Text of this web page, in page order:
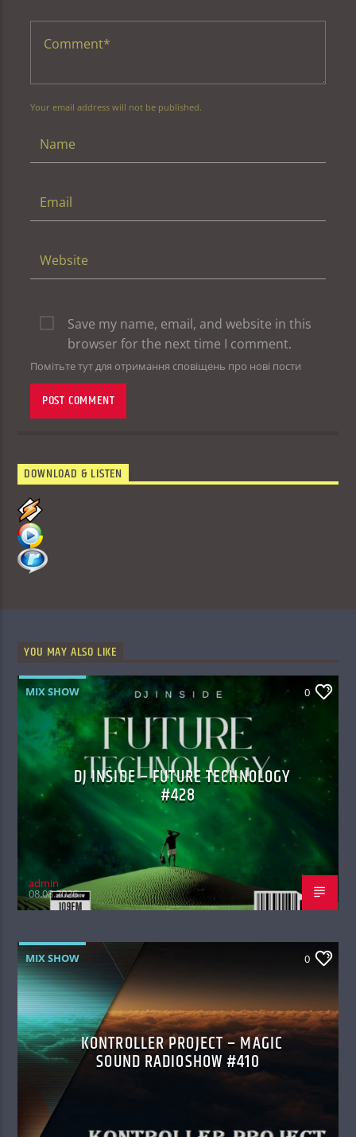
Your email address will not be published.
Save my name, email, and website in this
browser for the next time I comment.
Помітьте тут для отримання сповіщень про нові пости
DOWNLOAD & LISTEN
YOU MAY ALSO LIKE
MIX SHOW 0
DJ INSIDE – FUTURE TECHNOLOGY
#428
admin
08.08.2026
MIX SHOW 0
KONTROLLER PROJECT – MAGIC
SOUND RADIOSHOW #410